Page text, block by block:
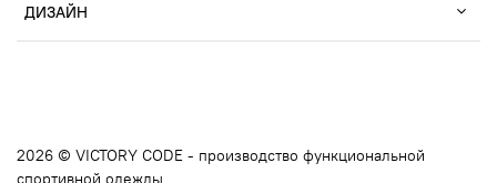
ДИЗАЙН
2026 © VICTORY CODE - производство функциональной
спортивной одежды